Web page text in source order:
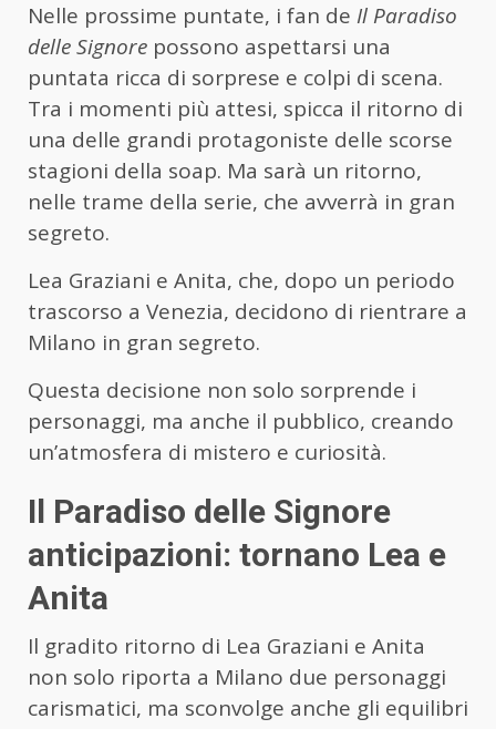
Nelle prossime puntate, i fan de Il Paradiso
delle Signore possono aspettarsi una
puntata ricca di sorprese e colpi di scena.
Tra i momenti più attesi, spicca il ritorno di
una delle grandi protagoniste delle scorse
stagioni della soap. Ma sarà un ritorno,
nelle trame della serie, che avverrà in gran
segreto.
Lea Graziani e Anita, che, dopo un periodo
trascorso a Venezia, decidono di rientrare a
Milano in gran segreto.
Questa decisione non solo sorprende i
personaggi, ma anche il pubblico, creando
un’atmosfera di mistero e curiosità.
Il Paradiso delle Signore
anticipazioni: tornano Lea e
Anita
Il gradito ritorno di Lea Graziani e Anita
non solo riporta a Milano due personaggi
carismatici, ma sconvolge anche gli equilibri